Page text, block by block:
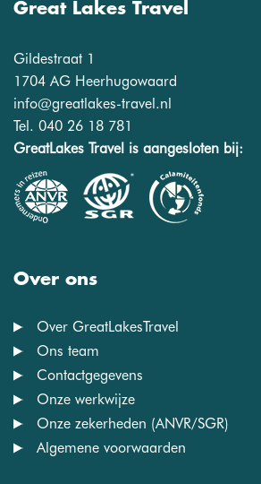
Great Lakes Travel
Gildestraat 1
1704 AG Heerhugowaard
info@greatlakes-travel.nl
Tel. 040 26 18 781
GreatLakes Travel is aangesloten bij:
Over ons
Over GreatLakesTravel
Ons team
Contactgegevens
Onze werkwijze
Onze zekerheden (ANVR/SGR)
Algemene voorwaarden